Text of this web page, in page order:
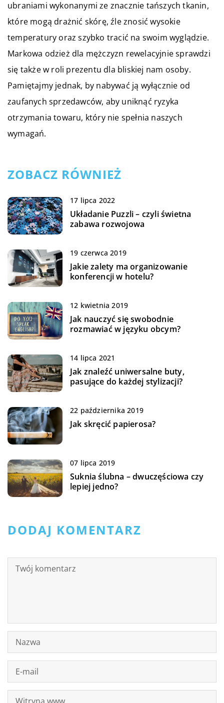
ubraniami wykonanymi ze znacznie tańszych tkanin,
które mogą drażnić skórę, źle znosić wysokie
temperatury oraz szybko tracić na swoim wyglądzie.
Markowa odzież dla mężczyzn rewelacyjnie sprawdzi
się także w roli prezentu dla bliskiej nam osoby.
Pamiętajmy jednak, by nabywać ją wyłącznie od
zaufanych sprzedawców, aby uniknąć ryzyka
otrzymania towaru, który nie spełnia naszych
wymagań.
ZOBACZ RÓWNIEŻ
17 lipca 2022
Układanie Puzzli – czyli świetna
zabawa rozwojowa
19 czerwca 2019
Jakie zalety ma organizowanie
konferencji w hotelu?
12 kwietnia 2019
Jak nauczyć się swobodnie
rozmawiać w języku obcym?
14 lipca 2021
Jak znaleźć uniwersalne buty,
pasujące do każdej stylizacji?
22 października 2019
Jak skręcić papierosa?
07 lipca 2019
Suknia ślubna – dwuczęściowa czy
lepiej jedno?
DODAJ KOMENTARZ